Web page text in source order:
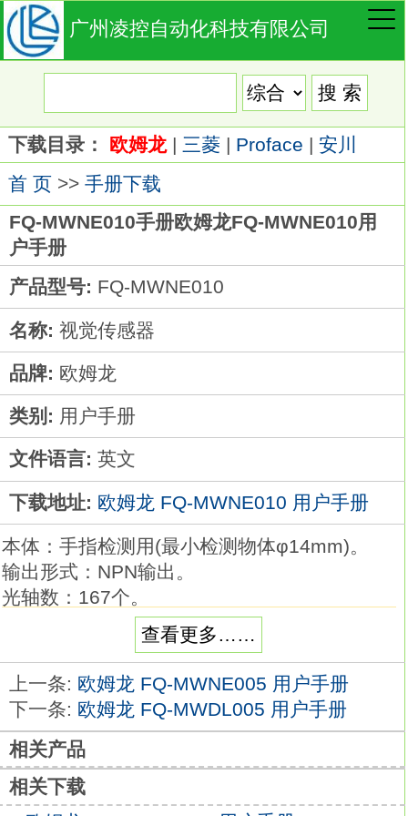
广州凌控自动化科技有限公司
下载目录： 欧姆龙| 三菱| Proface | 安川
首 页>> 手册下载
FQ-MWNE010手册欧姆龙FQ-MWNE010用
户手册
产品型号: FQ-MWNE010
名称: 视觉传感器
品牌: 欧姆龙
类别: 用户手册
文件语言: 英文
下载地址: 欧姆龙 FQ-MWNE010 用户手册
本体：手指检测用(最小检测物体φ14mm)。
输出形式：NPN输出。
光轴数：167个。
保护高度：1680mm。
秉承以往光电传感器的使用习惯，仅保留
ON/OFF功能的安全传感器欧姆龙FQ-
MWNE010用户手册。
安全功能简便，可减少现场错误的发生，
节省TCO最少接线数仅为4根，
可节省接线最快5ms的高速响应时间FQ-
MWNE010是指电极棒、连接螺母、锁定螺母
查看更多……
上一条: 欧姆龙 FQ-MWNE005 用户手册
下一条: 欧姆龙 FQ-MWDL005 用户手册
相关产品
相关下载